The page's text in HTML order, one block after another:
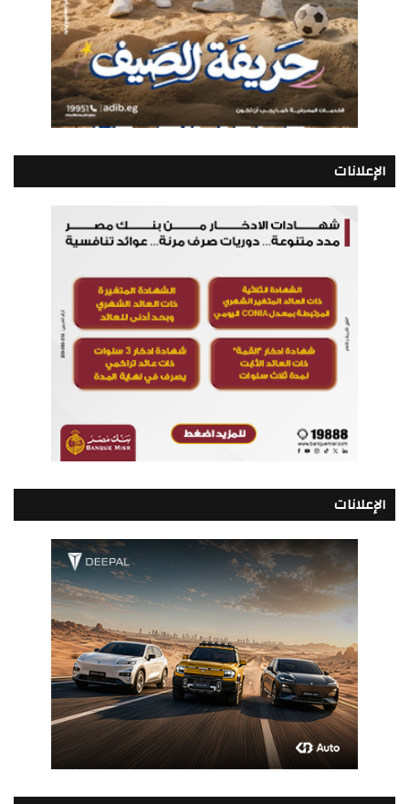
الإعلانات
الإعلانات